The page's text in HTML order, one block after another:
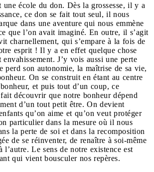
une école du don. Dès la grossesse, il y a
ce don se fait tout seul, il nous
dans une aventure qui nous emmène
que l’on avait imaginé. En outre, il s’agit
charnellement, qui s’empare à la fois de
esprit ! Il y a en effet quelque chose
envahissement. J’y vois aussi une perte
perd son autonomie, la maîtrise de sa vie,
On se construit en étant au centre
et puis tout d’un coup, ce
découvrir que notre bonheur dépend
d’un tout petit être. On devient
qu’on aime et qu’on veut protéger
particulier dans la mesure où il nous
la perte de soi et dans la recomposition
de se réinventer, de renaître à soi-même
l’autre. Le sens de notre existence est
qui vient bousculer nos repères.